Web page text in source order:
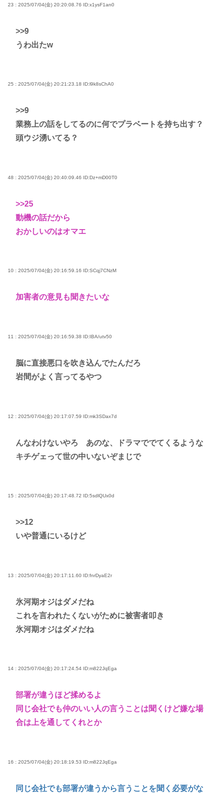
23 : 2025/07/04(金) 20:20:08.76 ID:x1ysF1an0
>>9
うわ出たw
25 : 2025/07/04(金) 20:21:23.18 ID:l9k8sChA0
>>9
業務上の話をしてるのに何でプラベートを持ち出す？
頭ウジ湧いてる？
48 : 2025/07/04(金) 20:40:09.46 ID:Dz+mD00T0
>>25
動機の話だから
おかしいのはオマエ
10 : 2025/07/04(金) 20:16:59.16 ID:SCqj7CNzM
加害者の意見も聞きたいな
11 : 2025/07/04(金) 20:16:59.38 ID:IBA/utv50
脳に直接悪口を吹き込んでたんだろ
岩間がよく言ってるやつ
12 : 2025/07/04(金) 20:17:07.59 ID:mk3SDax7d
んなわけないやろ あのな、ドラマででてくるような
キチゲェって世の中いないぞまじで
15 : 2025/07/04(金) 20:17:48.72 ID:5sdlQUx0d
>>12
いや普通にいるけど
13 : 2025/07/04(金) 20:17:11.60 ID:fnrDyaE2r
氷河期オジはダメだね
これを言われたくないがために被害者叩き
氷河期オジはダメだね
14 : 2025/07/04(金) 20:17:24.54 ID:m822JqEga
部署が違うほど揉めるよ
同じ会社でも仲のいい人の言うことは聞くけど嫌な場
合は上を通してくれとか
16 : 2025/07/04(金) 20:18:19.53 ID:m822JqEga
同じ会社でも部署が違うから言うことを聞く必要がな